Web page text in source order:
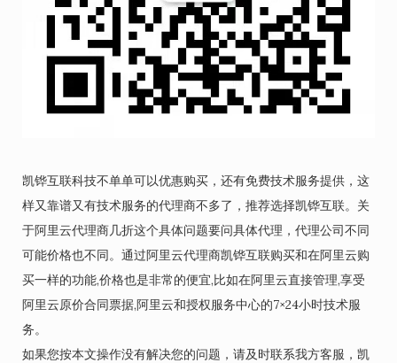
凯铧互联科技不单单可以优惠购买，还有免费技术服务提供，这
样又靠谱又有技术服务的代理商不多了，推荐选择凯铧互联。关
于阿里云代理商几折这个具体问题要问具体代理，代理公司不同
可能价格也不同。通过阿里云代理商凯铧互联购买和在阿里云购
买一样的功能,价格也是非常的便宜,比如在阿里云直接管理,享受
阿里云原价合同票据,阿里云和授权服务中心的7×24小时技术服
务。
如果您按本文操作没有解决您的问题，请及时联系我方客服，凯